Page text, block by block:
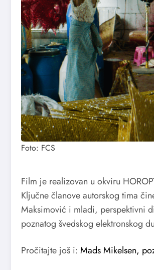
Foto: FCS
Film je realizovan u okviru
Ključne članove autorskog tima
Maksimović i mladi, perspektivni
poznatog švedskog elektronskog
Pročitajte još i: Mads Mikelsen,